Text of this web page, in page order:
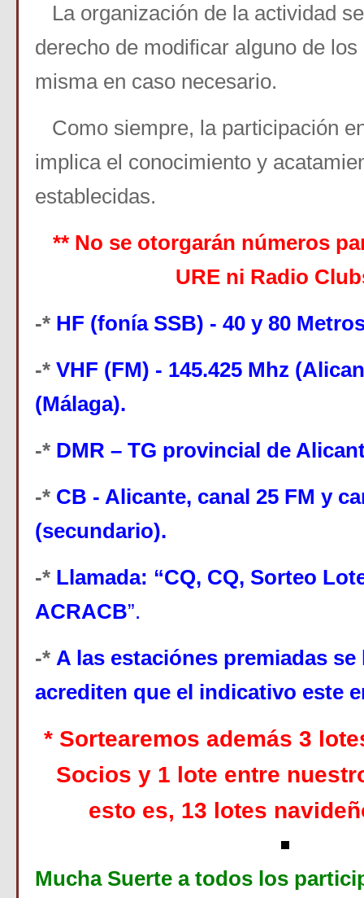
La organización de la actividad
derecho de modificar alguno de
misma en caso necesario.
Como siempre, la participación
implica el conocimiento y
establecidas.
** No se otorgarán números
URE ni Radio
-* HF (fonía SSB) - 40 y 80
-* VHF (FM) - 145.425 Mhz
(Málaga).
-* DMR – TG provincial de
-* CB - Alicante, canal 25 FM y
(secundario).
-* Llamada: “CQ, CQ, Sorteo
ACRACB”.
-* A las estaciónes premiadas se
acrediten que el indicativo este
* Sortearemos además 3
Socios y 1 lote entre
esto es, 13 lotes
Mucha Suerte a todos los